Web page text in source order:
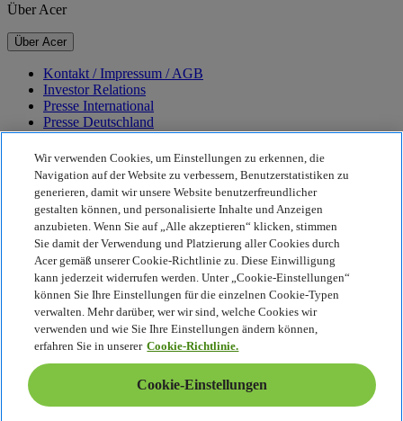
Über Acer
Über Acer
Kontakt / Impressum / AGB
Investor Relations
Presse International
Presse Deutschland
Auszeichnungen
Veranstaltungen
Nachhaltigkeit
Nachhaltigkeit
Corporate Social Responsibility
CO2-Bilanz unserer Produkte
Project Humanity
Earthion
Datenschutzrichtlinie
Cookie-Richtlinie
Rechtlicher Hinweis
Zusätzliche rechtliche Informationen
Barrierefreiheitsrichtlinie
Cookie-Einstellungen
Wir verwenden Cookies, um Einstellungen zu erkennen, die
Navigation auf der Website zu verbessern, Benutzerstatistiken zu
generieren, damit wir unsere Website benutzerfreundlicher
gestalten können, und personalisierte Inhalte und Anzeigen
anzubieten. Wenn Sie auf „Alle akzeptieren“ klicken, stimmen
Sie damit der Verwendung und Platzierung aller Cookies durch
Acer gemäß unserer Cookie-Richtlinie zu. Diese Einwilligung
kann jederzeit widerrufen werden. Unter „Cookie-Einstellungen“
können Sie Ihre Einstellungen für die einzelnen Cookie-Typen
verwalten. Mehr darüber, wer wir sind, welche Cookies wir
verwenden und wie Sie Ihre Einstellungen ändern können,
erfahren Sie in unserer Cookie-Richtlinie.
Cookie-Einstellungen